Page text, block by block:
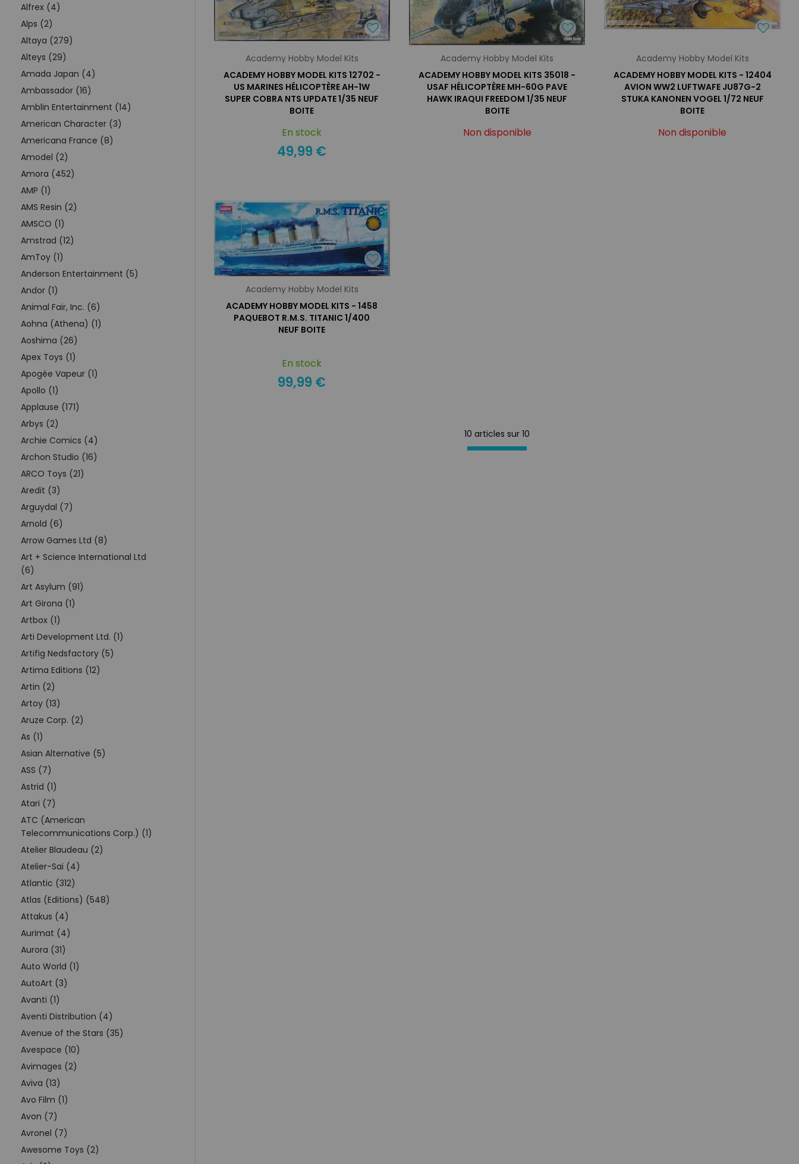
Alfrex (4)
Alps (2)
Altaya (279)
Alteys (29)
Amada Japan (4)
Ambassador (16)
Amblin Entertainment (14)
American Character (3)
Americana France (8)
Amodel (2)
Amora (452)
AMP (1)
AMS Resin (2)
AMSCO (1)
Amstrad (12)
AmToy (1)
Anderson Entertainment (5)
Andor (1)
Animal Fair, Inc. (6)
Aohna (Athena) (1)
Aoshima (26)
Apex Toys (1)
Apogée Vapeur (1)
Apollo (1)
Applause (171)
Arbys (2)
Archie Comics (4)
Archon Studio (16)
ARCO Toys (21)
Aredit (3)
Arguydal (7)
Arnold (6)
Arrow Games Ltd (8)
Art + Science International Ltd
(6)
Art Asylum (91)
Art Girona (1)
Artbox (1)
Arti Development Ltd. (1)
Artifig Nedsfactory (5)
Artima Editions (12)
Artin (2)
Artoy (13)
Aruze Corp. (2)
As (1)
Asian Alternative (5)
ASS (7)
Astrid (1)
Atari (7)
ATC (American
Telecommunications Corp.) (1)
Atelier Blaudeau (2)
Atelier-Sai (4)
Atlantic (312)
Atlas (Editions) (548)
Attakus (4)
Aurimat (4)
Aurora (31)
Auto World (1)
AutoArt (3)
Avanti (1)
Aventi Distribution (4)
Avenue of the Stars (35)
Avespace (10)
Avimages (2)
Aviva (13)
Avo Film (1)
Avon (7)
Avronel (7)
Awesome Toys (2)
Academy Hobby Model Kits
ACADEMY HOBBY MODEL KITS 12702 -
US MARINES HÉLICOPTÈRE AH-1W
SUPER COBRA NTS UPDATE 1/35 NEUF
BOITE
En stock
49,99 €
Academy Hobby Model Kits
ACADEMY HOBBY MODEL KITS 35018 -
USAF HÉLICOPTÈRE MH-60G PAVE
HAWK IRAQUI FREEDOM 1/35 NEUF
BOITE
Non disponible
Academy Hobby Model Kits
ACADEMY HOBBY MODEL KITS - 12404
AVION WW2 LUFTWAFE JU87G-2
STUKA KANONEN VOGEL 1/72 NEUF
BOITE
Non disponible
Academy Hobby Model Kits
ACADEMY HOBBY MODEL KITS - 1458
PAQUEBOT R.M.S. TITANIC 1/400
NEUF BOITE
En stock
99,99 €
10 articles sur 10